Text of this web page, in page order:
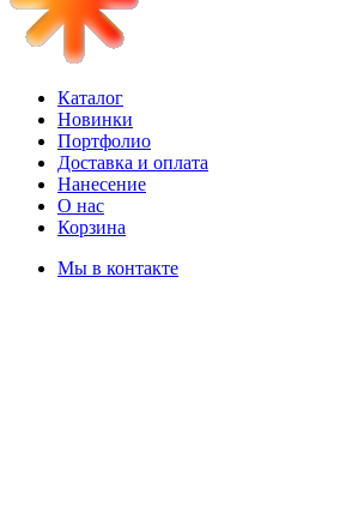
Каталог
Новинки
Портфолио
Доставка и оплата
Нанесение
О нас
Корзина
Мы в контакте